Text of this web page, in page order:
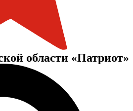
области «Патриот»